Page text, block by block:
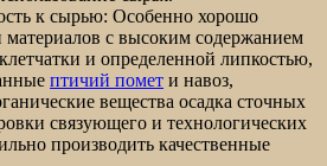
к сырью: Особенно хорошо
материалов с высоким содержанием
и определенной липкостью,
птичий помет и навоз,
вещества осадка сточных
связующего и технологических
производить качественные